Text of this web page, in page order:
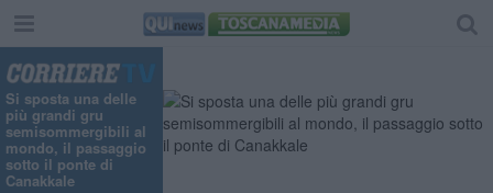
Si sposta una delle
più grandi gru
semisommergibili al
mondo, il passaggio
sotto il ponte di
Canakkale